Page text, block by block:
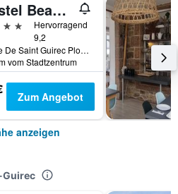
Castel Beau Site
Hervorragend
9,2
Plage De Saint Guirec Ploumanac'h, Perros-Guirec, Bretagne, Frankreich
vom Stadtzentrum
Zum Angebot
anzeigen
Guirec